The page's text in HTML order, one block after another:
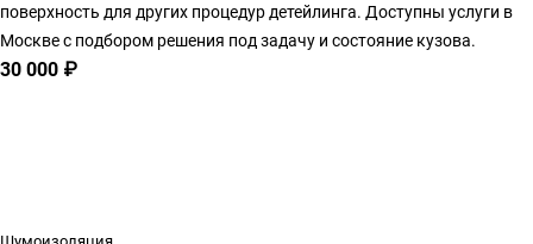
поверхность для других процедур детейлинга. Доступны услуги в
Москве с подбором решения под задачу и состояние кузова.
30 000 ₽